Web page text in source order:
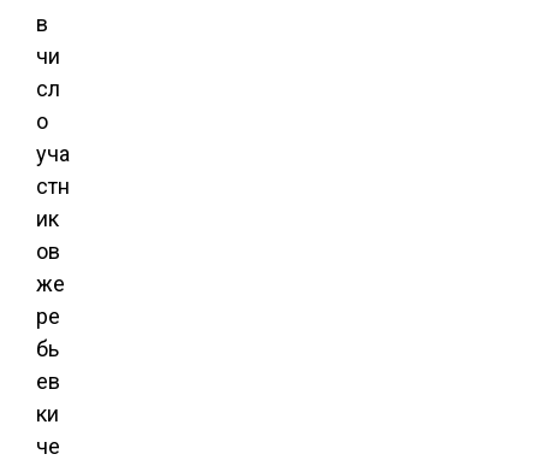
в
чи
сл
о
уча
стн
ик
ов
же
ре
бь
ев
ки
че